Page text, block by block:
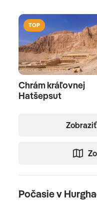
TOP
Chrám kráľovnej
Hatšepsut
Počasie v